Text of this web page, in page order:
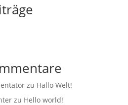
zu Hallo Welt!
zu Hello world!